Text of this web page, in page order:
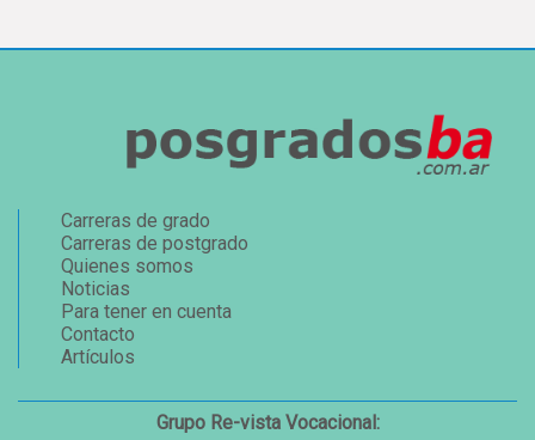
Carreras de grado
Carreras de postgrado
Quienes somos
Noticias
Para tener en cuenta
Contacto
Artículos
Grupo Re-vista Vocacional: